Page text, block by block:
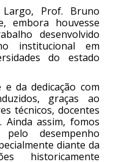
Prof. Bruno
embora houvesse
desenvolvido
institucional em
do estado
e da dedicação com
graças ao
técnicos, docentes
Ainda assim, fomos
pelo desempenho
diante da
historicamente